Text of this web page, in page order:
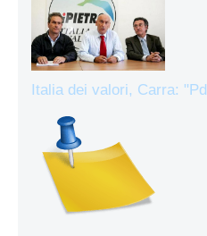
Italia dei valori, Carra: